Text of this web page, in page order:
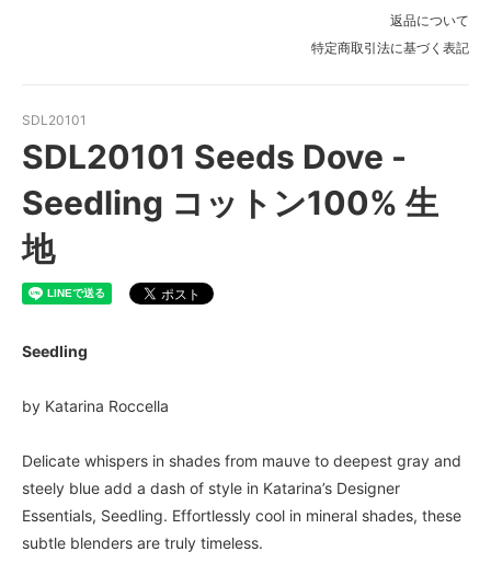
返品について
特定商取引法に基づく表記
SDL20101
SDL20101 Seeds Dove -
Seedling コットン100% 生
地
Seedling
by Katarina Roccella
Delicate whispers in shades from mauve to deepest gray and
steely blue add a dash of style in Katarina’s Designer
Essentials, Seedling. Effortlessly cool in mineral shades, these
subtle blenders are truly timeless.